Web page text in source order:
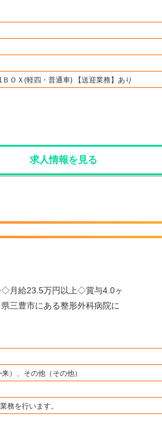
ＯＸ(軽四・普通車) 【送迎業務】あり
求人情報を見る
三豊市にある整形外科病院に
）、その他（その他）
務を行います。